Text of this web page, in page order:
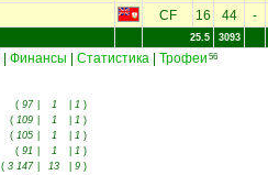
CF 16 44 -
25.5 3093
Финансы Статистика Трофеи 56
( 97 1 1 )
( 109 1 1 )
( 105 1 1 )
( 91 1 1 )
( 3 147 13 9 )